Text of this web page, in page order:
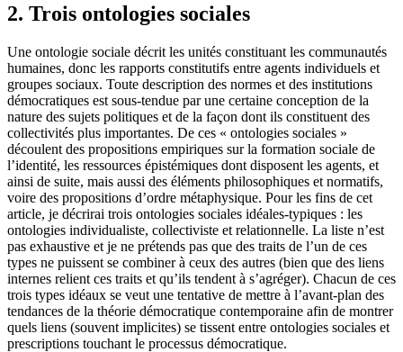
2. Trois ontologies sociales
Une ontologie sociale décrit les unités constituant les communautés
humaines, donc les rapports constitutifs entre agents individuels et
groupes sociaux. Toute description des normes et des institutions
démocratiques est sous-tendue par une certaine conception de la
nature des sujets politiques et de la façon dont ils constituent des
collectivités plus importantes. De ces « ontologies sociales »
découlent des propositions empiriques sur la formation sociale de
l’identité, les ressources épistémiques dont disposent les agents, et
ainsi de suite, mais aussi des éléments philosophiques et normatifs,
voire des propositions d’ordre métaphysique. Pour les fins de cet
article, je décrirai trois ontologies sociales idéales-typiques : les
ontologies individualiste, collectiviste et relationnelle. La liste n’est
pas exhaustive et je ne prétends pas que des traits de l’un de ces
types ne puissent se combiner à ceux des autres (bien que des liens
internes relient ces traits et qu’ils tendent à s’agréger). Chacun de ces
trois types idéaux se veut une tentative de mettre à l’avant-plan des
tendances de la théorie démocratique contemporaine afin de montrer
quels liens (souvent implicites) se tissent entre ontologies sociales et
prescriptions touchant le processus démocratique.